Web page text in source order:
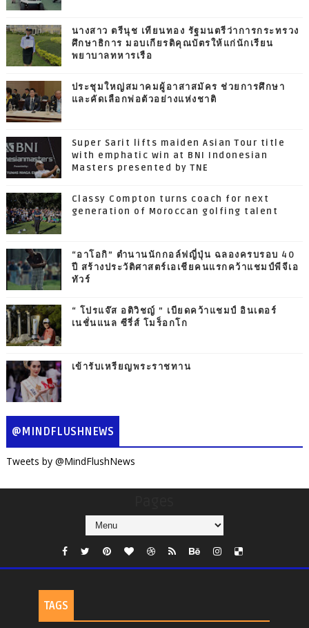
นางสาว ตรีนุช เทียนทอง รัฐมนตรีว่าการกระทรวง
ศึกษาธิการ มอบเกียรติคุณบัตรให้แก่นักเรียน
พยาบาลทหารเรือ
ประชุมใหญ่สมาคมผู้อาสาสมัคร ช่วยการศึกษา
และคัดเลือกพ่อตัวอย่างแห่งชาติ
Super Sarit lifts maiden Asian Tour title
with emphatic win at BNI Indonesian
Masters presented by TNE
Classy Compton turns coach for next
generation of Moroccan golfing talent
“อาโอกิ” ตำนานนักกอล์ฟญี่ปุ่น ฉลองครบรอบ 40
ปี สร้างประวัติศาสตร์เอเชียคนแรกคว้าแชมป์พีจีเอ
ทัวร์
“ โปรแจ๊ส อติวิชญ์ ” เบียดคว้าแชมป์ อินเตอร์
เนชั่นแนล ซีรี่ส์ โมร็อกโก
เข้ารับเหรียญพระราชทาน
@MINDFLUSHNEWS
Tweets by @MindFlushNews
TAGS